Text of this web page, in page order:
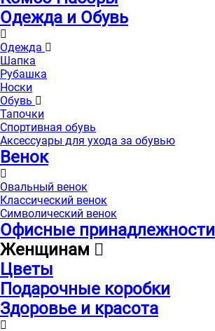
Одежда и Обувь
Одежда
Шапка
Рубашка
Носки
Обувь
Тапочки
Спортивная обувь
Аксессуары для ухода за обувью
Венок
Овальный венок
Классический венок
Символический венок
Офисные принадлежности
Женщинам
Цветы
Подарочные коробки
Здоровье и красота